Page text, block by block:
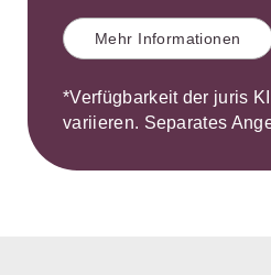
Mehr Informationen
*Verfügbarkeit der juris
variieren. Separates